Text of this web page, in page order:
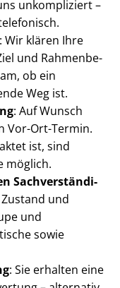
unkompliziert –
: Wir klären Ihre
und Rah­men­be­
ob ein
Weg ist.
: Auf Wunsch
Vor-Ort-Termin.
ist, sind
möglich.
Sach­ver­stän­di­
und
und
sowie
: Sie erhalten eine